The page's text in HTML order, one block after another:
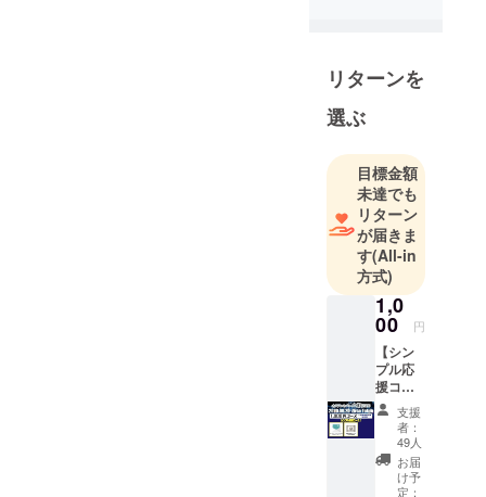
映』『特撮
ヒーロー講
座MC』で構
成され、特
撮好きにも
まだ知らな
い人にも、
感動と興奮
のエンター
テインメン
トをご提
リターンを
選ぶ
目標金額
未達でも
リターン
が届きま
す(All-in
方式)
1,0
00 円
【シン
プル応
援コー
ス】 ・
セイク
リッド
ヘキサ
ゴンよ
りお礼
支援
者：
49人
お届
け予
定：